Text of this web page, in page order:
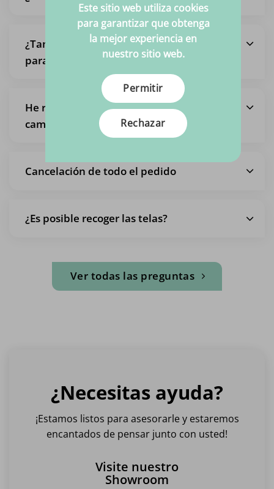
¿También es posible recoger un pedido,
para no pagar los gastos de envío?
He realizado un pedido pero quiero
cambiarlo
Cancelación de todo el pedido
¿Es posible recoger las telas?
Ver todas las preguntas
¿Necesitas ayuda?
¡Estamos listos para asesorarle y estaremos
encantados de pensar junto con usted!
Visite nuestro
Showroom
Este sitio web utiliza cookies
para garantizar que obtenga
la mejor experiencia en
nuestro sitio web.
Permitir
Rechazar